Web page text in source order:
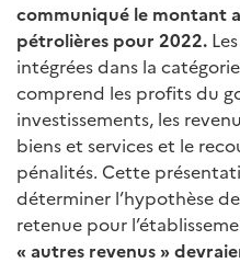
communiqué le montant
pétrolières pour 2022.
intégrées dans la
comprend les profits du
investissements, les
biens et services et le
pénalités. Cette
déterminer l’hypothèse
retenue pour
« autres revenus »